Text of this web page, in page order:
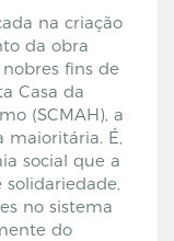
na criação
da obra
fins de
Casa da
(SCMAH), a
maioritária. É,
social que a
solidariedade,
no sistema
do